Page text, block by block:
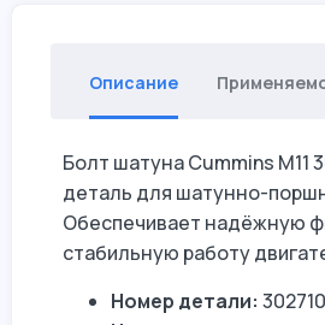
Описание
Болт шатуна Cummins M11
деталь для шатунно-
Обеспечивает надёжную
стабильную работу
Номер детали: